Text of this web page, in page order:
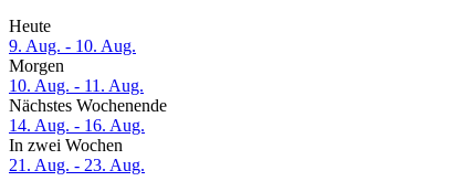
Heute
9. Aug. - 10. Aug.
Morgen
10. Aug. - 11. Aug.
Nächstes Wochenende
14. Aug. - 16. Aug.
In zwei Wochen
21. Aug. - 23. Aug.